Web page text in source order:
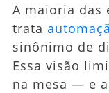
A maioria das
trata
sinônimo de
Essa visão
na mesa — e